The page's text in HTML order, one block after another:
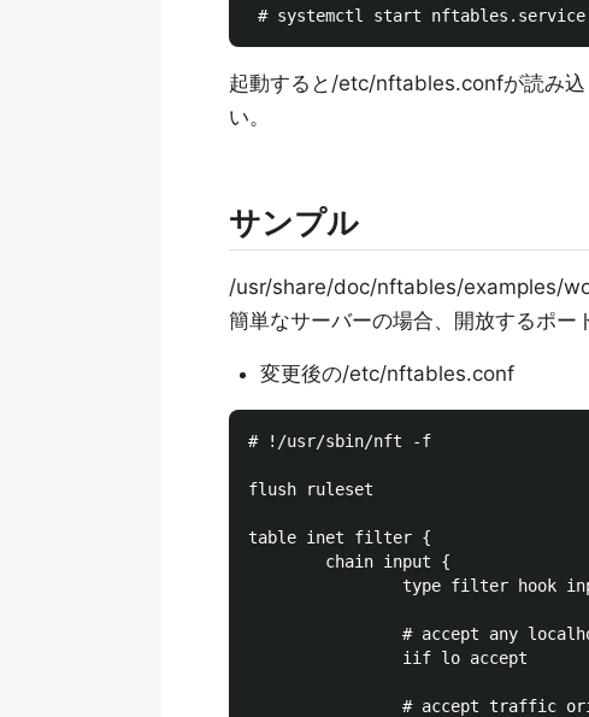
起動すると/etc/nftables.confが読み込
い。
サンプル
/usr/share/doc/nftables/examples/
簡単なサーバーの場合、開放するポー
変更後の/etc/nftables.conf
# !/usr/sbin/nft -f
flush ruleset
table inet filter {
        chain input {
type filter hook
# accept any
                iif lo accept
# accept traffic